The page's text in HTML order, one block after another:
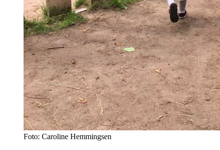
Foto: Caroline Hemmingsen